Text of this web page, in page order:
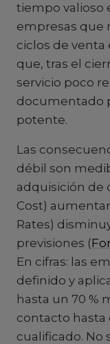
tiempo valioso
empresas que
ciclos de
que, tras el
servicio poco
documentado
potente.
Las
débil son
adquisición de
Cost)
Rates)
previsiones (
En cifras: las
definido y
hasta un 70 %
contacto hasta
cualificado. No